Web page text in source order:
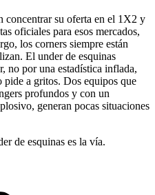
concentrar su oferta en el 1X2 y
oficiales para esos mercados,
los corners siempre están
El under de esquinas
no por una estadística inflada,
a gritos. Dos equipos que
profundos y con un
generan pocas situaciones
de esquinas es la vía.